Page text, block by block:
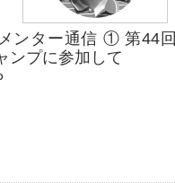
ンター通信 ① 第44
ンプに参加して